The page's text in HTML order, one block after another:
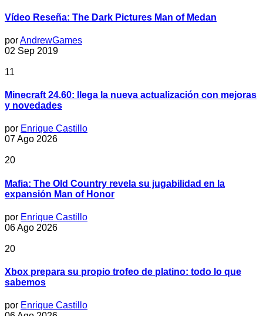
Vídeo Reseña: The Dark Pictures Man of Medan
porAndrewGames
02 Sep 2019
11
Minecraft 24.60: llega la nueva actualización con mejoras
y novedades
por Enrique Castillo
07 Ago 2026
20
Mafia: The Old Country revela su jugabilidad en la
expansión Man of Honor
por Enrique Castillo
06 Ago 2026
20
Xbox prepara su propio trofeo de platino: todo lo que
sabemos
por Enrique Castillo